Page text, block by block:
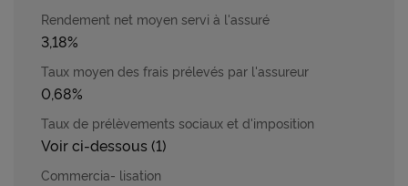
3,18%
0,68%
Voir ci-dessous (1)